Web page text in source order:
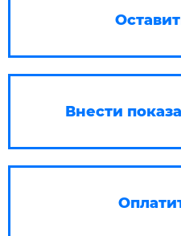
Внести